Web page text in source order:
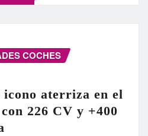
COCHES
aterriza en el
226 CV y +400